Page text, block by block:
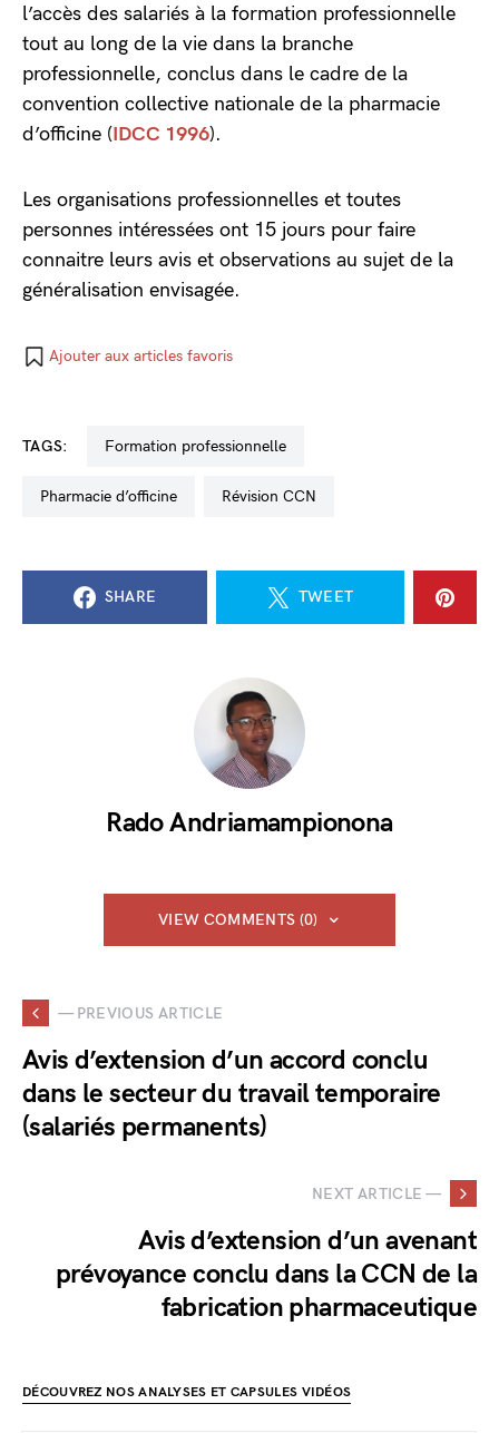
l’accès des salariés à la formation professionnelle
tout au long de la vie dans la branche
professionnelle, conclus dans le cadre de la
convention collective nationale de la pharmacie
d’officine (IDCC 1996).
Les organisations professionnelles et toutes
personnes intéressées ont 15 jours pour faire
connaitre leurs avis et observations au sujet de la
généralisation envisagée.
Ajouter aux articles favoris
TAGS: formation professionnelle
pharmacie d’officine révision CCN
SHARE TWEET
Rado Andriamampionona
VIEW COMMENTS (0)
— PREVIOUS ARTICLE
Avis d’extension d’un accord conclu
dans le secteur du travail temporaire
(salariés permanents)
NEXT ARTICLE —
Avis d’extension d’un avenant
prévoyance conclu dans la CCN de la
fabrication pharmaceutique
DÉCOUVREZ NOS ANALYSES ET CAPSULES VIDÉOS